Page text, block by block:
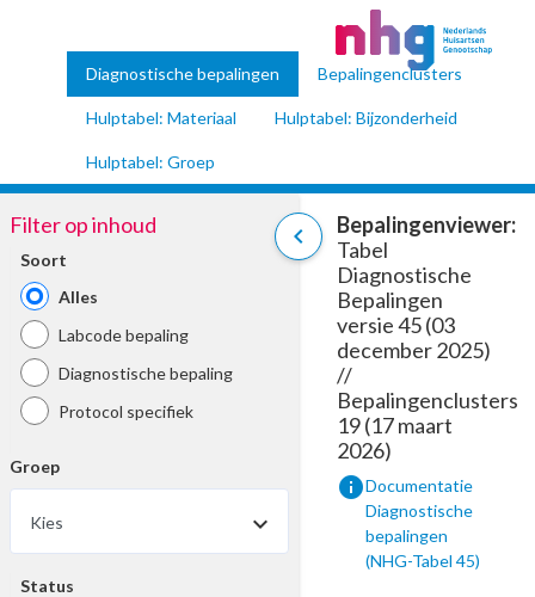
Diagnostische bepalingen Bepalingenclusters
Hulptabel: Materiaal Hulptabel: Bijzonderheid
Hulptabel: Groep
chevron_left
Filter op inhoud
Soort
Alles
Labcode bepaling
Diagnostische bepaling
Protocol specifiek
Groep
Kies
Status
Bepalingenviewer:
Tabel
Diagnostische
Bepalingen
versie 45 (03
december 2025)
//
Bepalingenclusters
19 (17 maart
2026)
infoDocumentatie
Diagnostische
bepalingen
(NHG-Tabel 45)